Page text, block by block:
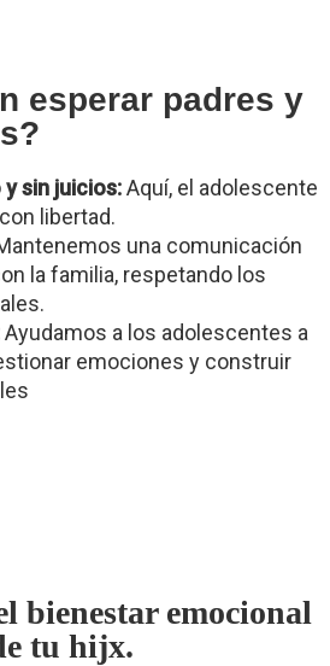
esperar padres y
sin juicios:Aquí, el adolescente
libertad.
una comunicación
la familia, respetando los
Ayudamos a los adolescentes a
emociones y construir
bienestar emocional
tu hijx.